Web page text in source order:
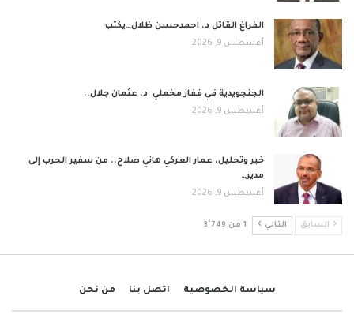
الفراغ القاتل د. احمدحسن ظلال…يكتب
أغسطس 9, 2026
الجنجويدية في قفاز مخملي د. عثمان جلال..
أغسطس 9, 2026
خبر وتحليل. عمار العركي هاني صلاح.. من سفير الحرب إلى
مدير…
أغسطس 9, 2026
السابق التالي 1 من 3٬749
سياسة الخصوصية اتصل بنا من نحن